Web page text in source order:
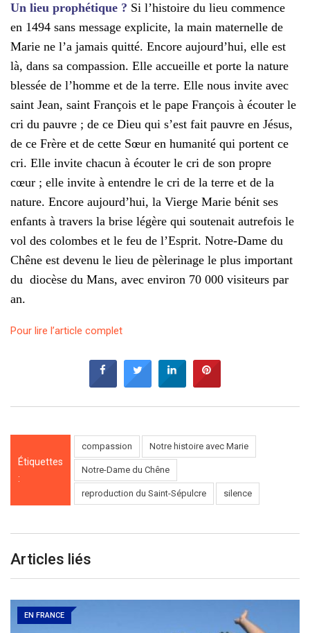
Un lieu prophétique ? Si l’histoire du lieu commence
en 1494 sans message explicite, la main maternelle de
Marie ne l’a jamais quitté. Encore aujourd’hui, elle est
là, dans sa compassion. Elle accueille et porte la nature
blessée de l’homme et de la terre. Elle nous invite avec
saint Jean, saint François et le pape François à écouter le
cri du pauvre ; de ce Dieu qui s’est fait pauvre en Jésus,
de ce Frère et de cette Sœur en humanité qui portent ce
cri. Elle invite chacun à écouter le cri de son propre
cœur ; elle invite à entendre le cri de la terre et de la
nature. Encore aujourd’hui, la Vierge Marie bénit ses
enfants à travers la brise légère qui soutenait autrefois le
vol des colombes et le feu de l’Esprit. Notre-Dame du
Chêne est devenu le lieu de pèlerinage le plus important
du diocèse du Mans, avec environ 70 000 visiteurs par
an.
Pour lire l’article complet
Étiquettes
:
compassion Notre histoire avec Marie
Notre-Dame du Chêne
reproduction du Saint-Sépulcre silence
Articles liés
EN FRANCE